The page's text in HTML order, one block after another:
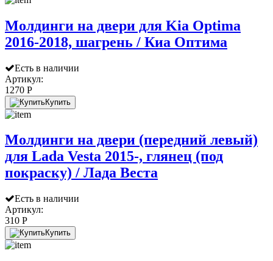
Молдинги на двери для Kia Optima
2016-2018, шагрень / Киа Оптима
Есть в наличии
Артикул:
1270 P
Купить
Молдинги на двери (передний левый)
для Lada Vesta 2015-, глянец (под
покраску) / Лада Веста
Есть в наличии
Артикул:
310 P
Купить